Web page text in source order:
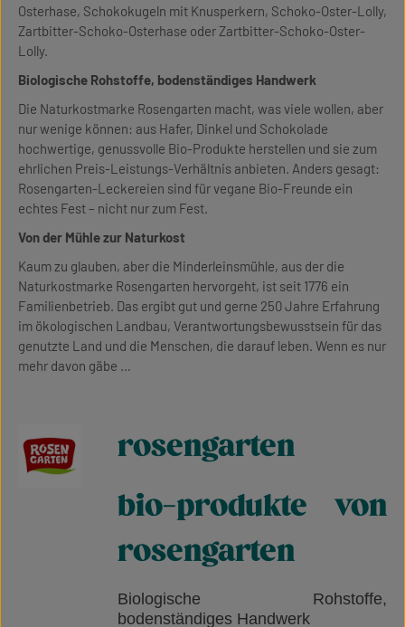
Osterhase, Schokokugeln mit Knusperkern, Schoko-Oster-Lolly,
Zartbitter-Schoko-Osterhase oder Zartbitter-Schoko-Oster-
Lolly.
Biologische Rohstoffe, bodenständiges Handwerk
Die Naturkostmarke Rosengarten macht, was viele wollen, aber
nur wenige können: aus Hafer, Dinkel und Schokolade
hochwertige, genussvolle Bio-Produkte herstellen und sie zum
ehrlichen Preis-Leistungs-Verhältnis anbieten. Anders gesagt:
Rosengarten-Leckereien sind für vegane Bio-Freunde ein
echtes Fest – nicht nur zum Fest.
Von der Mühle zur Naturkost
Kaum zu glauben, aber die Minderleinsmühle, aus der die
Naturkostmarke Rosengarten hervorgeht, ist seit 1776 ein
Familienbetrieb. Das ergibt gut und gerne 250 Jahre Erfahrung
im ökologischen Landbau, Verantwortungsbewusstsein für das
genutzte Land und die Menschen, die darauf leben. Wenn es nur
mehr davon gäbe …
rosengarten
bio-produkte von
rosengarten
Biologische Rohstoffe,
bodenständiges Handwerk